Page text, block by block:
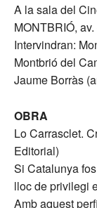
A la sala del
MONTBRIÓ,
Intervindran:
Montbrió del
Jaume Borràs
OBRA
Lo Carrasclet.
Editorial)
Si Catalunya
lloc de privilegi
Amb aquest